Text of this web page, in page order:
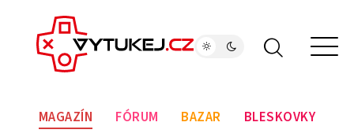
MAGAZÍN FÓRUM BAZAR BLESKOVKY